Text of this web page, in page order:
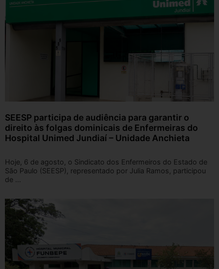
SEESP participa de audiência para garantir o
direito às folgas dominicais de Enfermeiras do
Hospital Unimed Jundiaí – Unidade Anchieta
Hoje, 6 de agosto, o Sindicato dos Enfermeiros do Estado de
São Paulo (SEESP), representado por Julia Ramos, participou
de ...